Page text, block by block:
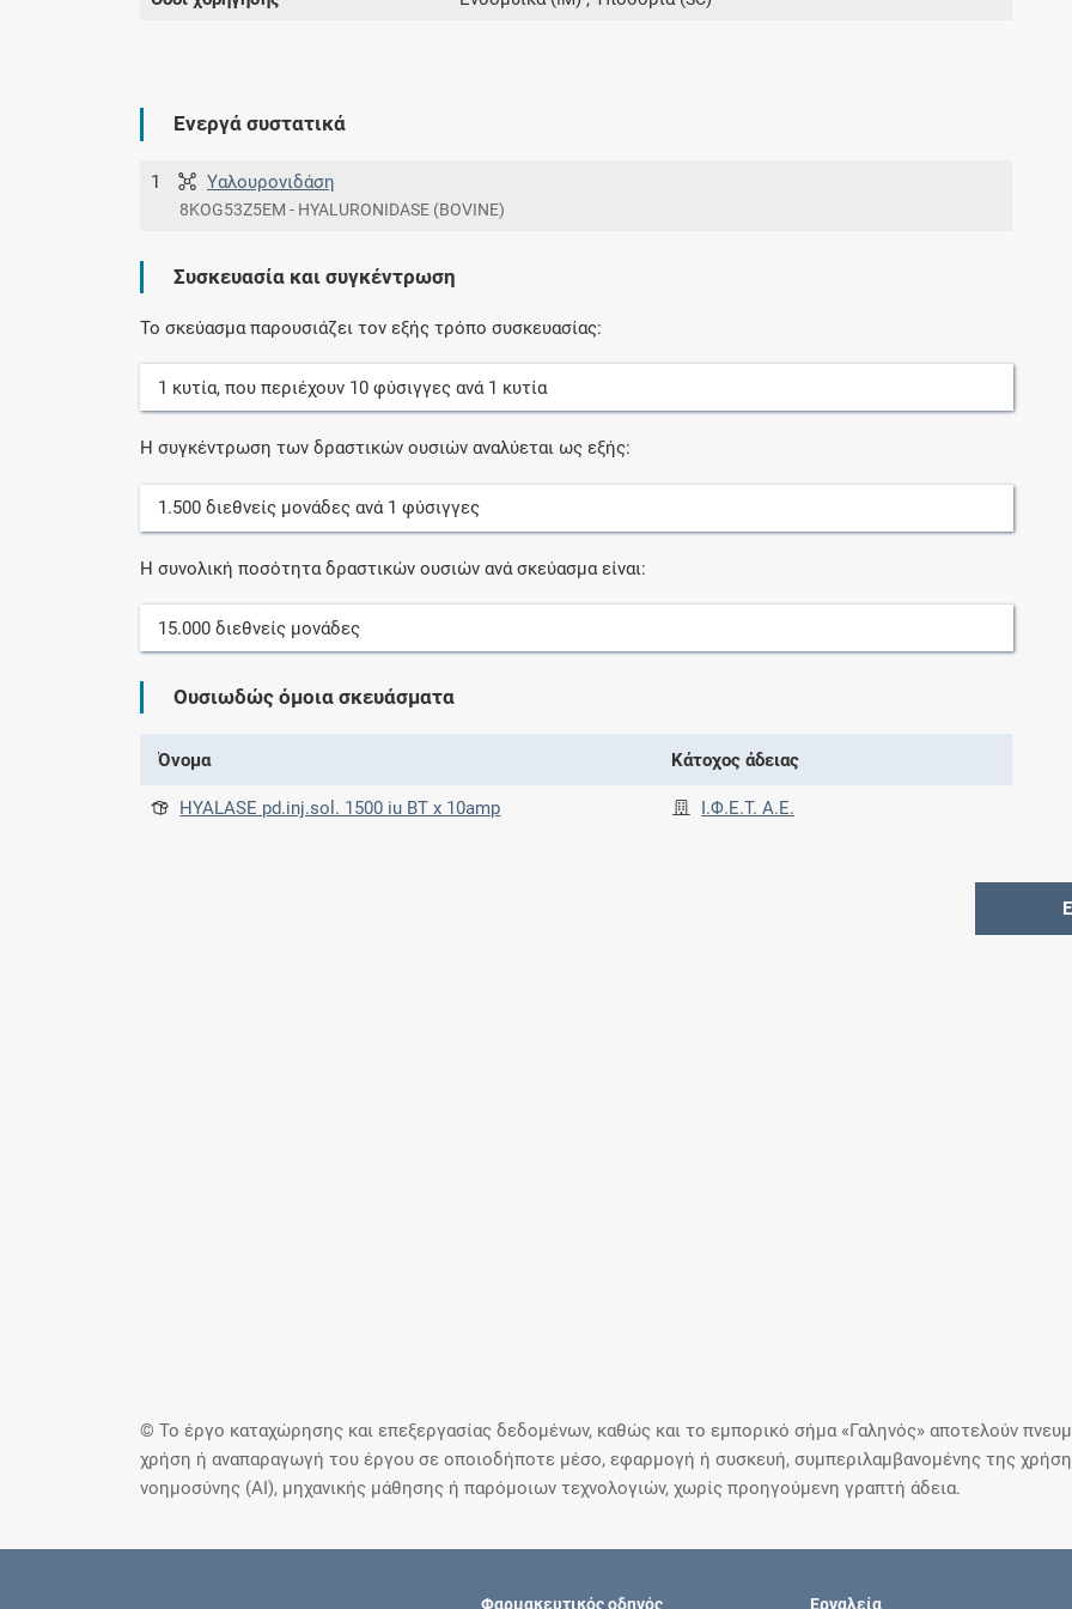
Ενεργά συστατικά
1 Υαλουρονιδάση
8KOG53Z5EM - HYALURONIDASE (BOVINE)
Συσκευασία και συγκέντρωση
Το σκεύασμα παρουσιάζει τον εξής τρόπο συσκευασίας:
1 κυτία, που περιέχουν 10 φύσιγγες ανά 1 κυτία
Η συγκέντρωση των δραστικών ουσιών αναλύεται ως εξής:
1.500 διεθνείς μονάδες ανά 1 φύσιγγες
Η συνολική ποσότητα δραστικών ουσιών ανά σκεύασμα είναι:
15.000 διεθνείς μονάδες
Ουσιωδώς όμοια σκευάσματα
Όνομα Κάτοχος άδειας
HYALASE pd.inj.sol. 1500 iu BT x 10amp Ι.Φ.Ε.Τ. A.E.
© Το έργο καταχώρησης και επεξεργασίας δεδομένων, καθώς και το εμπορικό σήμα «Γαληνός» αποτελούν
χρήση ή αναπαραγωγή του έργου σε οποιοδήποτε μέσο, εφαρμογή ή συσκευή, συμπεριλαμβανομένης της
νοημοσύνης (AI), μηχανικής μάθησης ή παρόμοιων τεχνολογιών, χωρίς προηγούμενη γραπτή άδεια.
Φαρμακευτικός οδηγός Εργαλεία